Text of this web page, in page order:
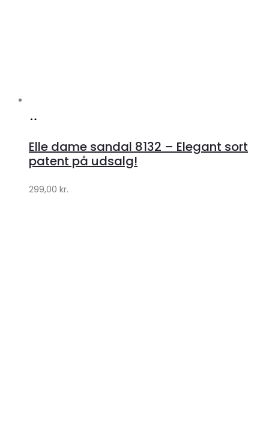
Klædeskabet.dk
Elle dame sandal 8132 – Elegant sort
patent på udsalg!
299,00 kr.